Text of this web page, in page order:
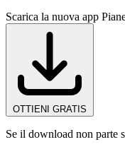
Scarica la nuova app
OTTIENI GRATIS
Se il download non parte